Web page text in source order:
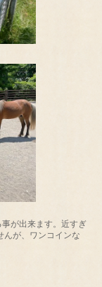
が出来ます。近すぎ
んが、ワンコインな